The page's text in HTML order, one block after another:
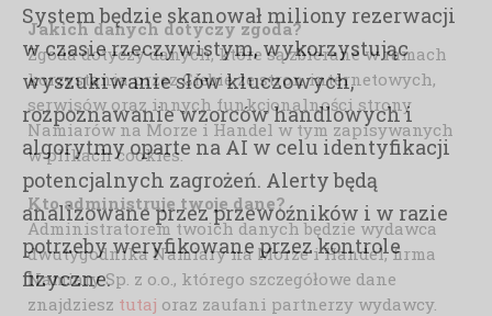
System będzie skanował miliony rezerwacji
w czasie rzeczywistym, wykorzystując
wyszukiwanie słów kluczowych,
rozpoznawanie wzorców handlowych i
algorytmy oparte na AI w celu identyfikacji
potencjalnych zagrożeń. Alerty będą
analizowane przez przewoźników i w razie
potrzeby weryfikowane przez kontrole
fizyczne.
Jakich danych dotyczy zgoda?
Zgoda dotyczy danych, które są zbierane w ramach
korzystania przez Ciebie ze stron internetowych,
serwisów oraz innych funkcjonalności strony
Namiarów na Morze i Handel w tym zapisywanych
w plikach cookies.
Kto administruje twoje dane?
Administratorem twoich danych będzie wydawca
dwutygodnika Namiary na Morze i Handel, firma
Namiary Sp. z o.o., którego szczegółowe dane
znajdziesz tutaj oraz zaufani partnerzy wydawcy.